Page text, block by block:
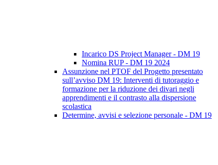
Incarico DS Project Manager - DM 19
Nomina RUP - DM 19 2024
Assunzione nel PTOF del Progetto presentato
sull’avviso DM 19: Interventi di tutoraggio e
formazione per la riduzione dei divari negli
apprendimenti e il contrasto alla dispersione
scolastica
Determine, avvisi e selezione personale - DM 19